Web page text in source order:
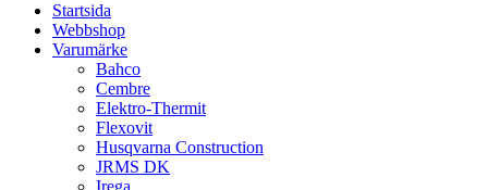
Startsida
Webbshop
Varumärke
Bahco
Cembre
Elektro-Thermit
Flexovit
Husqvarna Construction
JRMS DK